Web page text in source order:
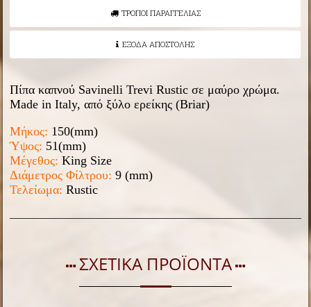
ΤΡΟΠΟΙ ΠΑΡΑΓΓΕΛΙΑΣ
ΕΞΟΔΑ ΑΠΟΣΤΟΛΗΣ
Πίπα καπνού Savinelli Trevi Rustic σε μαύρο χρώμα.
Made in Italy, από ξύλο ερείκης (Briar)
Μήκος: 150(mm)
Ύψος: 51(mm)
Μέγεθος: King Size
Διάμετρος Φίλτρου: 9 (mm)
Τελείωμα:Rustic
ΣΧΕΤΙΚΑ ΠΡΟΪΟΝΤΑ